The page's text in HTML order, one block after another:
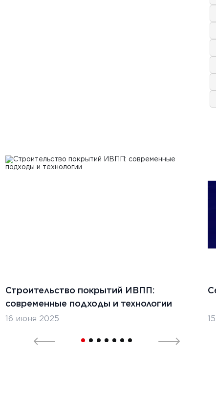
Строительство покрытий ИВПП:
современные подходы и технологии
16 июня 2025